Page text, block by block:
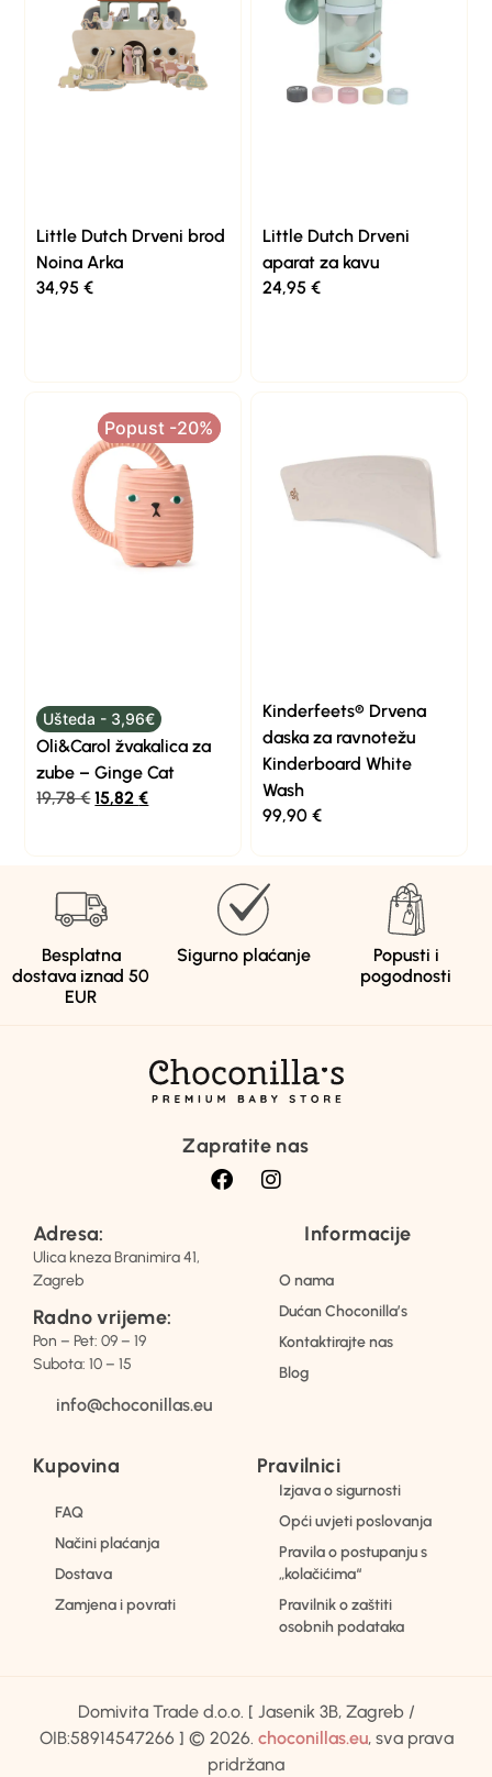
Little Dutch Drveni brod
Noina Arka
34,95€
Little Dutch Drveni
aparat za kavu
24,95 €
Popust -20%
Popust -20%
Ušteda - 3,96€
Oli&Carol žvakalica za
zube – Ginge Cat
19,78€ 15,82€
Kinderfeets® Drvena
daska za ravnotežu
Kinderboard White
Wash
99,90 €
Besplatna
dostava iznad 50
EUR
Sigurno plaćanje
Popusti i
pogodnosti
Zapratite nas
Adresa:
Ulica kneza Branimira 41,
Zagreb
Radno vrijeme:
Pon – Pet: 09 – 19
Subota: 10 – 15
info@choconillas.eu
Informacije
O nama
Dućan Choconilla’s
Kontaktirajte nas
Blog
Kupovina
FAQ
Načini plaćanja
Dostava
Zamjena i povrati
Pravilnici
Izjava o sigurnosti
Opći uvjeti poslovanja
Pravila o postupanju s
„kolačićima“
Pravilnik o zaštiti
osobnih podataka
Domivita Trade d.o.o. [ Jasenik 3B, Zagreb /
OIB:58914547266 ] © 2026. choconillas.eu, sva prava
pridržana